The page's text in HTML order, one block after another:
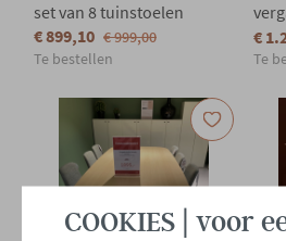
set van 8 tuinstoelen
€ 899,10 € 999,00
Te bestellen
€
Te
COOKIES | voor